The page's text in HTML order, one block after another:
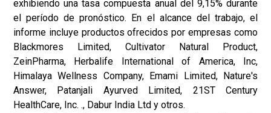
exhibiendo una tasa compuesta anual del 9,15% durante
el período de pronóstico. En el alcance del trabajo, el
informe incluye productos ofrecidos por empresas como
Blackmores Limited, Cultivator Natural Product,
ZeinPharma, Herbalife International of America, Inc,
Himalaya Wellness Company, Emami Limited, Nature's
Answer, Patanjali Ayurved Limited, 21ST Century
HealthCare, Inc. ., Dabur India Ltd y otros.